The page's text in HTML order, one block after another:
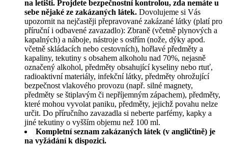
na letišti. Projdete bezpečnostní kontrolou, zda nemáte u
sebe nějaké ze zakázaných látek. Dovolujeme si Vás
upozornit na nejčastěji přepravované zakázané látky (platí pro
příruční i odbavené zavazadlo): Zbraně (včetně plynových a
kapalných) a náboje, nástroje s ostřím (nože, dýky apod.
včetně skládacích nebo cestovních), hořlavé předměty a
kapaliny, tekutiny s obsahem alkoholu nad 70%, nejasně
označený alkohol, předměty obsahující kyseliny nebo rtuť,
radioaktivní materiály, infekční látky, předměty ohrožující
bezpečnost vlakového provozu (např. silné magnety,
předměty se štiplavým či nepříjemným zápachem), předměty,
které mohou vyvolat paniku, předměty, jejichž povahu nelze
určit. Do příručního zavazadla si neberte parfémy, kapky a
jiné tekutiny o vyšším objemu než 100 ml.
Kompletní seznam zakázaných látek (v angličtině) je
na vyžádání k dispozici.